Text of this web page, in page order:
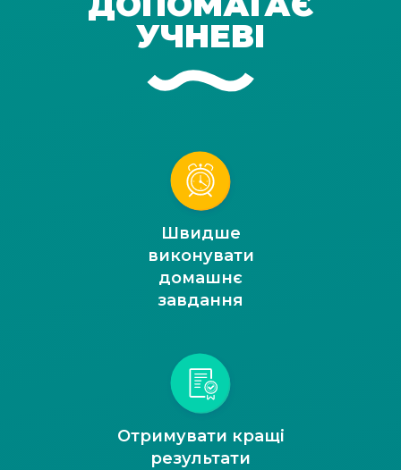
УЧНЕВІ
Швидше
виконувати
домашнє
завдання
Отримувати кращі
результати